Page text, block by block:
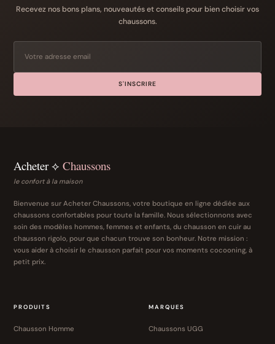
Recevez nos bons plans, nouveautés et conseils pour bien choisir vos
chaussons.
S'INSCRIRE
Acheter ⟡ Chaussons
le confort à la maison
Bienvenue sur Acheter Chaussons, votre boutique en ligne dédiée aux
chaussons confortables pour toute la famille. Nous sélectionnons avec
soin des modèles hommes, femmes et enfants, du chausson en cuir au
chausson rigolo, pour que chacun trouve son bonheur. Notre mission :
vous aider à choisir le chausson parfait pour vos moments cocooning, à
petit prix.
PRODUITS
Chausson Homme
MARQUES
Chaussons UGG